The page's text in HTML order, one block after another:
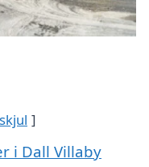
skjul
i Dall Villaby